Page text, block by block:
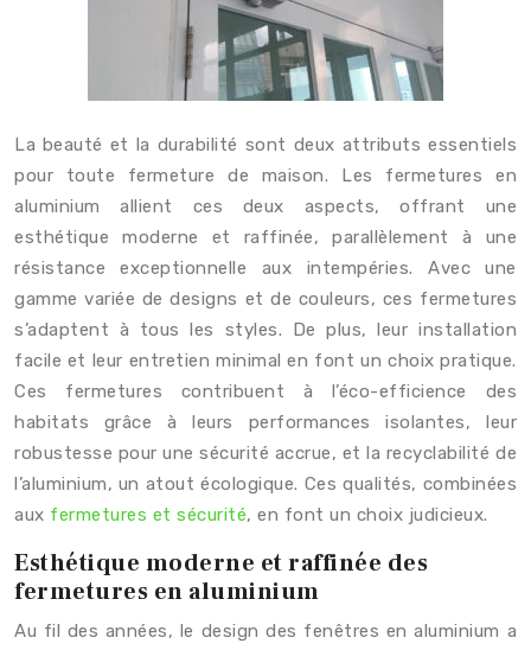
La beauté et la durabilité sont deux attributs essentiels
pour toute fermeture de maison. Les fermetures en
aluminium allient ces deux aspects, offrant une
esthétique moderne et raffinée, parallèlement à une
résistance exceptionnelle aux intempéries. Avec une
gamme variée de designs et de couleurs, ces fermetures
s’adaptent à tous les styles. De plus, leur installation
facile et leur entretien minimal en font un choix pratique.
Ces fermetures contribuent à l’éco-efficience des
habitats grâce à leurs performances isolantes, leur
robustesse pour une sécurité accrue, et la recyclabilité de
l’aluminium, un atout écologique. Ces qualités, combinées
aux fermetures et sécurité, en font un choix judicieux.
Esthétique moderne et raffinée des
fermetures en aluminium
Au fil des années, le design des fenêtres en aluminium a